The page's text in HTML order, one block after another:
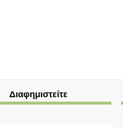
Διαφημιστείτε